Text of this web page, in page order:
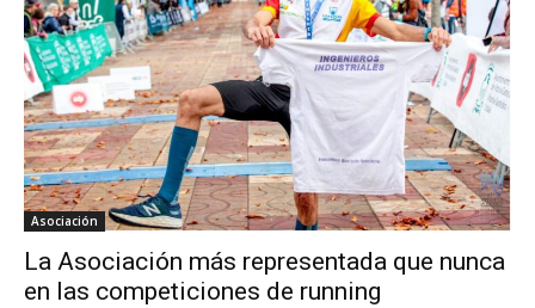
Asociación
La Asociación más representada que nunca
en las competiciones de running